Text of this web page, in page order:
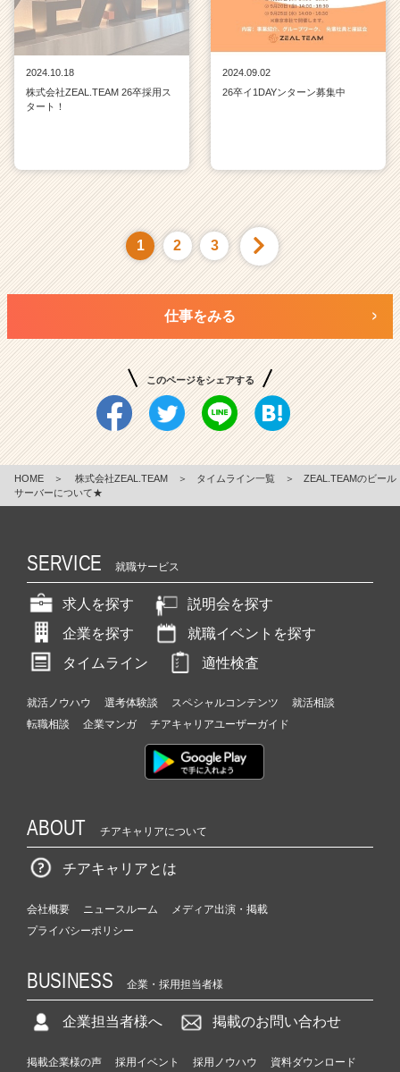
2024.10.18
株式会社ZEAL.TEAM 26卒採用ス
タート！
2024.09.02
26卒イ1DAYンターン募集中
1 2 3
仕事をみる
このページをシェアする
HOME ＞ 株式会社ZEAL.TEAM ＞ タイムライン一覧 ＞
ZEAL.TEAMのビール
サーバーについて★
SERVICE 就職サービス
求人を探す
説明会を探す
企業を探す
就職イベントを探す
タイムライン
適性検査
就活ノウハウ 選考体験談 スペシャルコンテンツ
就活相談
転職相談
企業マンガ チアキャリアユーザーガイド
ABOUT チアキャリアについて
チアキャリアとは
会社概要 ニュースルーム
メディア出演・掲載
プライバシーポリシー
BUSINESS 企業・採用担当者様
企業担当者様へ 掲載のお問い合わせ
掲載企業様の声 採用イベント 採用ノウハウ 資料ダウンロード